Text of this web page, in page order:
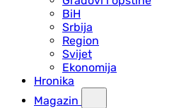
BiH
Srbija
Region
Svijet
Ekonomija
Hronika
Magazin